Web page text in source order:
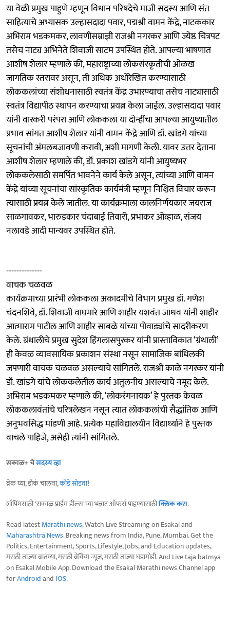
या वेळी प्रमुख पाहुणे म्हणून विधान परिषदेचे माजी सदस्य आणि संत
साहित्याचे अभ्यासक उल्हासदादा पवार, पद्मश्री वामन केंद्रे, नाटककार
अभिराम भडकमकर, लावणीसम्राज्ञी राजश्री नगरकर आणि ज्येष्ठ चित्रपट
तसेच नाट्य अभिनेते शिवाजी साटम उपस्थित होते. आपल्या भाषणात
आशीष शेलार म्हणाले की, महाराष्ट्राच्या लोकसंस्कृतीची ओळख
जागतिक स्तरावर असून, ती अधिक अधोरेखित करण्यासाठी
लोककलांच्या संशोधनासाठी स्वतंत्र केंद्र उभारण्याचा तसेच नाट्यासाठी
स्वतंत्र विद्यापीठ स्थापन करण्याचा प्रयत्न केला जाईल. उल्हासदादा पवार
यांनी वारकरी परंपरा आणि लोककला या दोन्हींचा आपल्या आयुष्यातील
प्रभाव सांगत आशीष शेलार यांनी वामन केंद्रे आणि डॉ. खांडगे यांच्या
सूचनांची अंमलबजावणी करावी, अशी मागणी केली. यावर उत्तर देताना
आशीष शेलार म्हणाले की, डॉ. प्रकाश खांडगे यांनी आयुष्यभर
लोककलेसाठी समर्पित भावनेने कार्य केले असून, त्यांच्या आणि वामन
केंद्रे यांच्या सूचनांचा सांस्कृतिक कार्यमंत्री म्हणून निश्चित विचार करून
त्यासाठी प्रयत्न केले जातील. या कार्यक्रमाला कालनिर्णयकार जयराज
साळगावकर, भारुडकार चंदाबाई तिवारी, प्रभाकर ओव्हाळ, संजय
नलावडे आदी मान्यवर उपस्थित होते.
--------------
वाचक चळवळ
कार्यक्रमाच्या प्रारंभी लोककला अकादमीचे विभाग प्रमुख डॉ. गणेश
चंदनशिवे, डॉ. शिवाजी वाघमारे आणि शाहीर यशवंत जाधव यांनी शाहीर
आत्माराम पाटील आणि शाहीर साबळे यांच्या पोवाड्यांचे सादरीकरण
केले. ग्रंथालीचे प्रमुख सुदेश हिंगलासपुरकर यांनी प्रास्ताविकात ‘ग्रंथाली’
ही केवळ व्यावसायिक प्रकाशन संस्था नसून सामाजिक बांधिलकी
जपणारी वाचक चळवळ असल्याचे सांगितले. राजश्री काळे नगरकर यांनी
डॉ. खांडगे यांचे लोककलेतील कार्य अतुलनीय असल्याचे नमूद केले.
अभिराम भडकमकर म्हणाले की, ‘लोकरंगनायक’ हे पुस्तक केवळ
लोककलावंतांचे चरित्रलेखन नसून त्यात लोककलांची सैद्धांतिक आणि
अनुभवसिद्ध मांडणी आहे. प्रत्येक महाविद्यालयीन विद्यार्थ्याने हे पुस्तक
वाचले पाहिजे, असेही त्यांनी सांगितले.
सकाळ+ चेसदस्य व्हा
ब्रेक घ्या, डोकं चालवा,कोडे सोडवा!
शॉपिंगसाठी 'सकाळ प्राईम डील्स'च्या भन्नाट ऑफर्स पाहण्यासाठीक्लिक करा.
Read latestMarathi news, Watch Live Streaming on Esakal and
Maharashtra News. Breaking news from India, Pune, Mumbai. Get the
Politics, Entertainment, Sports, Lifestyle, Jobs, and Education updates,
मराठी ताज्या बातम्या, मराठी ब्रेकिंग न्यूज, मराठी ताज्या घडामोडी. And Live taja batmya
on Esakal Mobile App. Download the Esakal Marathi news Channel app
forAndroidand IOS.